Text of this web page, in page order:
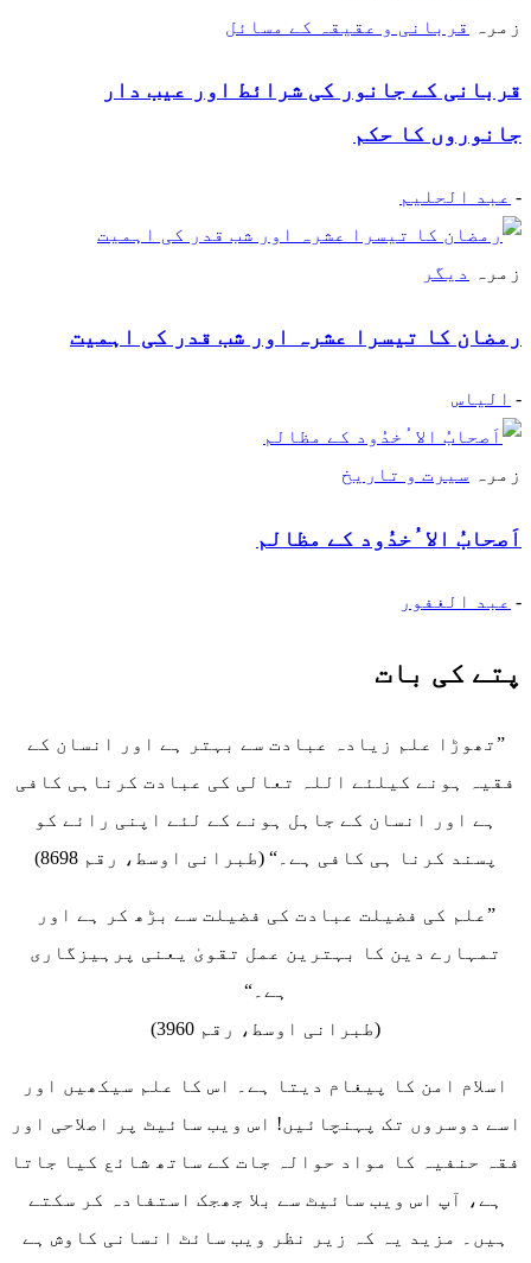
زمرہ
قربانی و عقیقہ کے مسائل
قربانی کے جانور کی شرائط اور عیب دار
جانوروں کا حکم
- عبد الحلیم
زمرہ دیگر
رمضان کا تیسرا عشرہ اور شب قدر کی اہمیت
- الیاس
زمرہ سیرت و تاریخ
اَصحابُ الا ُخدُود کے مظالم
- عبد الغفور
پتے کی بات
”تھوڑا علم زیادہ عبادت سے بہتر ہے اور انسان کے
فقیہ ہونے کیلئے اللہ تعالی کی عبادت کرناہی کافی
ہے اور انسان کے جاہل ہونے کے لئے اپنی رائے کو
پسند کرنا ہی کافی ہے۔“ (طبرانی اوسط، رقم 8698)
”علم کی فضیلت عبادت کی فضیلت سے بڑھ کر ہے اور
تمہارے دین کا بہترین عمل تقویٰ یعنی پرہیزگاری
ہے۔“
(طبرانی اوسط، رقم 3960)
اسلام امن کا پیغام دیتا ہے۔ اس کا علم سیکھیں اور
اسے دوسروں تک پہنچائیں! اس ویب سائیٹ پر اصلاحی اور
فقہ حنفیہ کا مواد حوالہ جات کے ساتھ شائع کیا جاتا
ہے، آپ اس ویب سائیٹ سے بلا جھجک استفادہ کر سکتے
ہیں۔ مزید یہ کہ زیر نظر ویب سائٹ انسانی کاوش ہے